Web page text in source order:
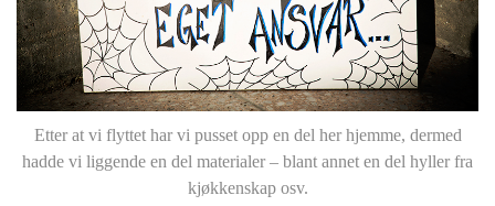
Etter at vi flyttet har vi pusset opp en del her hjemme, dermed
hadde vi liggende en del materialer – blant annet en del hyller fra
kjøkkenskap osv.